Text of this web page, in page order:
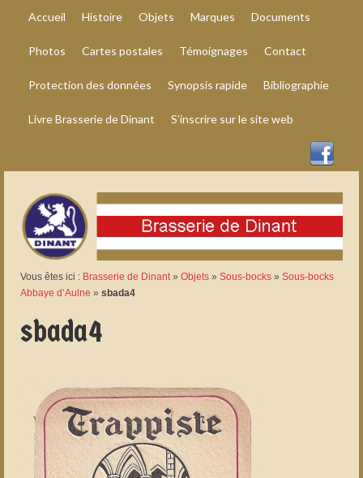
Accueil Histoire Objets Marques Documents
Photos Cartes postales Témoignages Contact
Protection des données Synopsis rapide Bibliographie
Livre Brasserie de Dinant S’inscrire sur le site web
Vous êtes ici : Brasserie de Dinant» Objets » Sous-bocks » Sous-bocks
Abbaye d’Aulne » sbada4
sbada4